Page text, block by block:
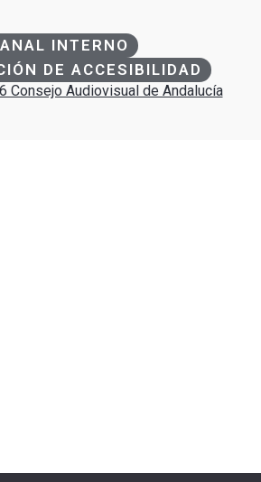
INTERNO
DE ACCESIBILIDAD
Consejo Audiovisual de Andalucía